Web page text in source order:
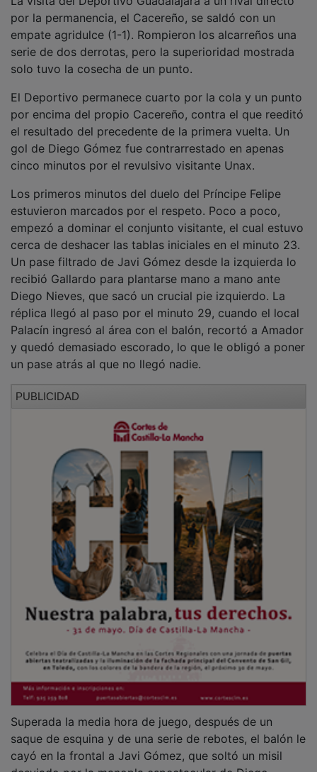
por la permanencia, el Cacereño, se saldó con un
empate agridulce (1-1). Rompieron los alcarreños una
serie de dos derrotas, pero la superioridad mostrada
solo tuvo la cosecha de un punto.
por encima del propio Cacereño, contra el que reeditó
el resultado del precedente de la primera vuelta. Un
gol de Diego Gómez fue contrarrestado en apenas
cinco minutos por el revulsivo visitante Unax.
estuvieron marcados por el respeto. Poco a poco,
empezó a dominar el conjunto visitante, el cual estuvo
cerca de deshacer las tablas iniciales en el minuto 23.
Un pase filtrado de Javi Gómez desde la izquierda lo
recibió Gallardo para plantarse mano a mano ante
Diego Nieves, que sacó un crucial pie izquierdo. La
réplica llegó al paso por el minuto 29, cuando el local
Palacín ingresó al área con el balón, recortó a Amador
y quedó demasiado escorado, lo que le obligó a poner
un pase atrás al que no llegó nadie.
saque de esquina y de una serie de rebotes, el balón le
cayó en la frontal a Javi Gómez, que soltó un misil
desviado por la manopla espectacular de Diego